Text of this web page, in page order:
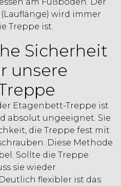
wird immer
Treppe ist.
Sicherheit
unsere
Etagenbett-Treppe ist
absolut ungeeignet. Sie
die Treppe fest mit
Diese Methode
Sollte die Treppe
sie wieder
flexibler ist das